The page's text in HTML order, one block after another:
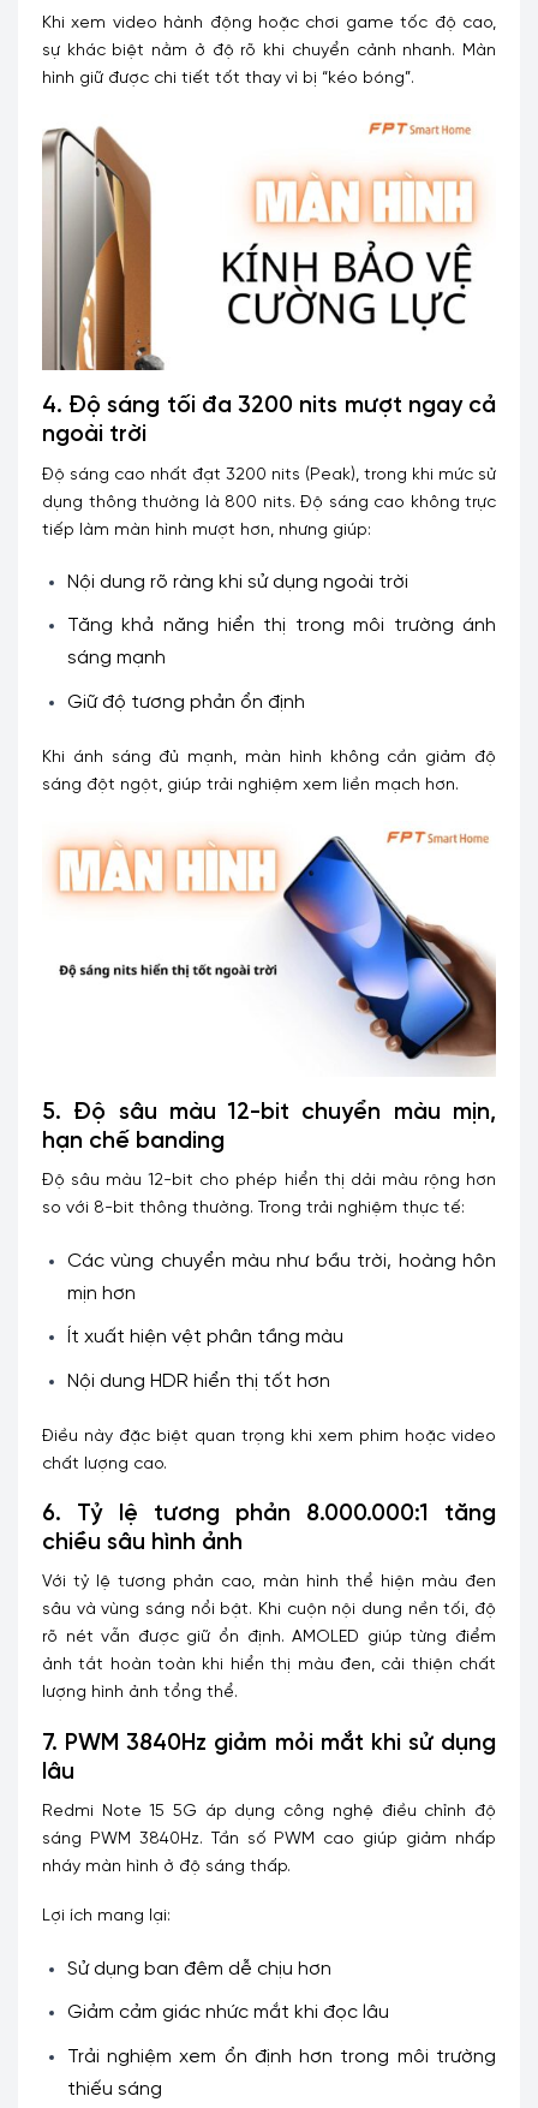
Khi xem video hành động hoặc chơi game tốc độ cao,
sự khác biệt nằm ở độ rõ khi chuyển cảnh nhanh. Màn
hình giữ được chi tiết tốt thay vì bị “kéo bóng”.
4. Độ sáng tối đa 3200 nits mượt ngay cả
ngoài trời
Độ sáng cao nhất đạt 3200 nits (Peak), trong khi mức sử
dụng thông thường là 800 nits. Độ sáng cao không trực
tiếp làm màn hình mượt hơn, nhưng giúp:
Nội dung rõ ràng khi sử dụng ngoài trời
Tăng khả năng hiển thị trong môi trường ánh
sáng mạnh
Giữ độ tương phản ổn định
Khi ánh sáng đủ mạnh, màn hình không cần giảm độ
sáng đột ngột, giúp trải nghiệm xem liền mạch hơn.
5. Độ sâu màu 12-bit chuyển màu mịn,
hạn chế banding
Độ sâu màu 12-bit cho phép hiển thị dải màu rộng hơn
so với 8-bit thông thường. Trong trải nghiệm thực tế:
Các vùng chuyển màu như bầu trời, hoàng hôn
mịn hơn
Ít xuất hiện vệt phân tầng màu
Nội dung HDR hiển thị tốt hơn
Điều này đặc biệt quan trọng khi xem phim hoặc video
chất lượng cao.
6. Tỷ lệ tương phản 8.000.000:1 tăng
chiều sâu hình ảnh
Với tỷ lệ tương phản cao, màn hình thể hiện màu đen
sâu và vùng sáng nổi bật. Khi cuộn nội dung nền tối, độ
rõ nét vẫn được giữ ổn định. AMOLED giúp từng điểm
ảnh tắt hoàn toàn khi hiển thị màu đen, cải thiện chất
lượng hình ảnh tổng thể.
7. PWM 3840Hz giảm mỏi mắt khi sử dụng
lâu
Redmi Note 15 5G áp dụng công nghệ điều chỉnh độ
sáng PWM 3840Hz. Tần số PWM cao giúp giảm nhấp
nháy màn hình ở độ sáng thấp.
Lợi ích mang lại:
Sử dụng ban đêm dễ chịu hơn
Giảm cảm giác nhức mắt khi đọc lâu
Trải nghiệm xem ổn định hơn trong môi trường
thiếu sáng